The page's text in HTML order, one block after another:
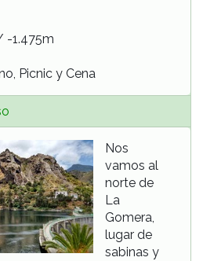
-1.475m
Picnic y Cena
Nos
vamos al
norte de
La
Gomera,
lugar de
sabinas y